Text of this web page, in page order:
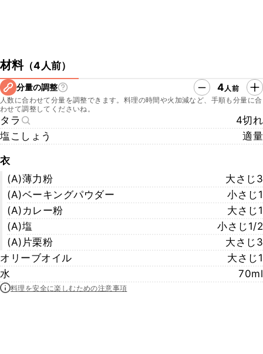
材料（4人前）
分量の調整 4人前
人数に合わせて分量を調整できます。料理の時間や火加減など、手順も分量に合
わせて調整してくださいね。
タラ
4切れ
塩こしょう
適量
衣
(A)薄力粉
大さじ3
(A)ベーキングパウダー
小さじ1
(A)カレー粉
大さじ1
(A)塩
小さじ1/2
(A)片栗粉
大さじ3
オリーブオイル
大さじ1
水
70ml
料理を安全に楽しむための注意事項